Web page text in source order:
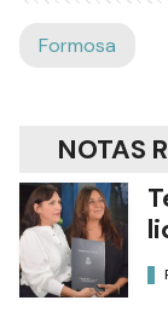
Formosa
NOTAS